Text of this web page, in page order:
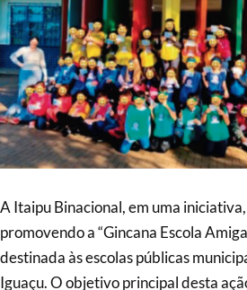
A Itaipu Binacional, em uma
promovendo a “Gincana Escola
destinada às escolas públicas
Iguaçu. O objetivo principal desta